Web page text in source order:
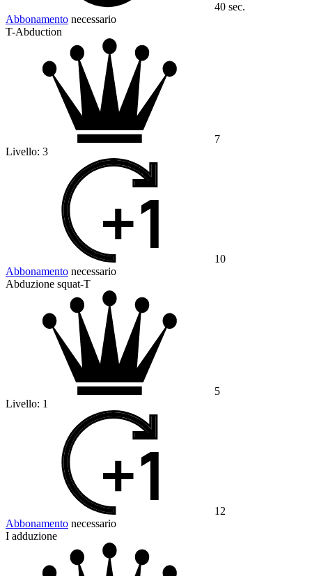
40 sec.
Abbonamento necessario
T-Abduction
7
Livello: 3
10
Abbonamento necessario
Abduzione squat-T
5
Livello: 1
12
Abbonamento necessario
I adduzione